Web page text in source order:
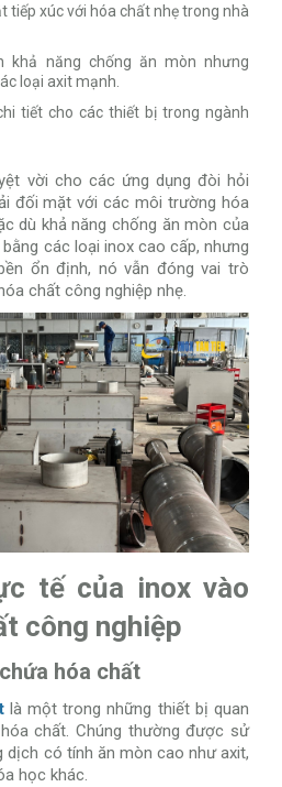
tiếp xúc với hóa chất nhẹ trong nhà
khả năng chống ăn mòn nhưng
loại axit mạnh.
tiết cho các thiết bị trong ngành
vời cho các ứng dụng đòi hỏi
đối mặt với các môi trường hóa
dù khả năng chống ăn mòn của
các loại inox cao cấp, nhưng
ổn định, nó vẫn đóng vai trò
chất công nghiệp nhẹ.
tế của inox vào
công nghiệp
hóa chất
là một trong những thiết bị quan
chất. Chúng thường được sử
dịch có tính ăn mòn cao như axit,
học khác.